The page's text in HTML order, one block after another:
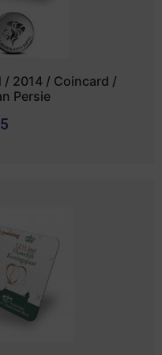
/ 2014 / Coincard /
Persie